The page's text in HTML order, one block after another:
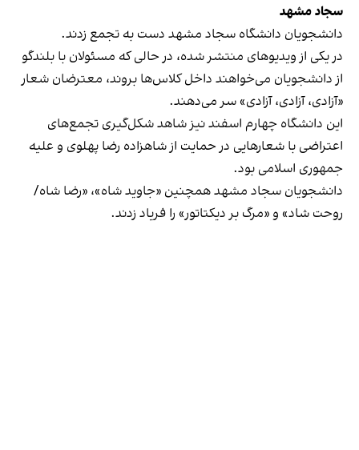
سجاد مشهد
دانشجویان دانشگاه سجاد مشهد دست به تجمع زدند.
در یکی از ویدیوهای منتشر شده، در حالی‌ که مسئولان با بلندگو
از دانشجویان می‌خواهند داخل کلاس‌ها بروند، معترضان شعار
«آزادی، آزادی، آزادی» سر می‌دهند.
این دانشگاه چهارم اسفند نیز شاهد شکل‌گیری تجمع‌های
اعتراضی با شعارهایی در حمایت از شاهزاده رضا پهلوی و علیه
جمهوری اسلامی بود.
دانشجویان سجاد مشهد همچنین «جاوید شاه»، «رضا شاه/
روحت شاد» و «مرگ بر دیکتاتور» را فریاد زدند.